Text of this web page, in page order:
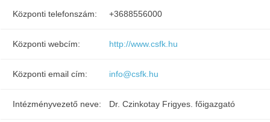
Központi telefonszám: +3688556000
Központi webcím: http://www.csfk.hu
Központi email cím: info@csfk.hu
Intézményvezető neve: Dr. Czinkotay Frigyes. főigazgató